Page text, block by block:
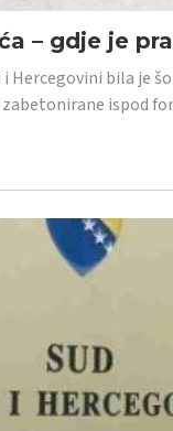
– gdje je
Hercegovini bila je
ispod